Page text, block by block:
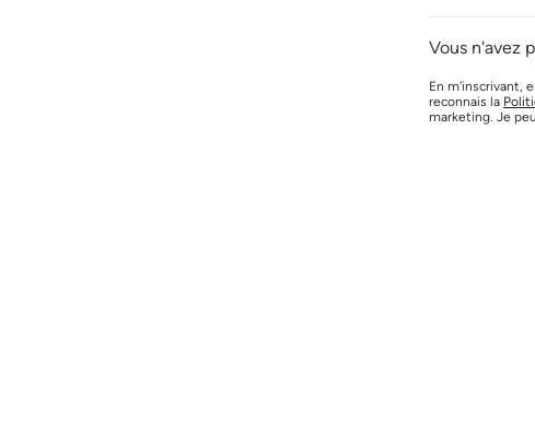
Vous n'avez
En m'inscrivant,
reconnais la
marketing. Je